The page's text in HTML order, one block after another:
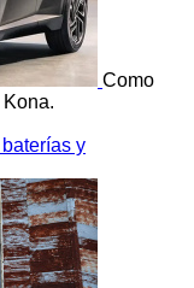
Como
y